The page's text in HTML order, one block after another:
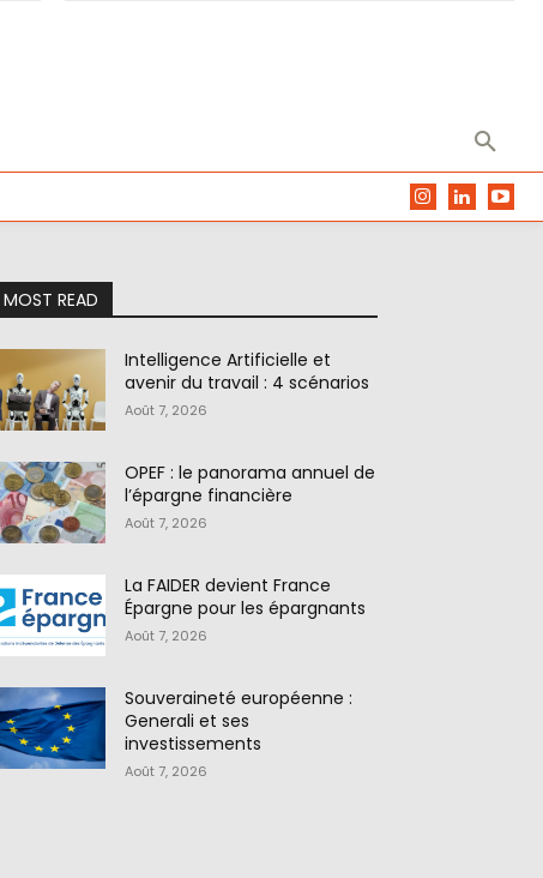
MOST READ
Intelligence Artificielle et
avenir du travail : 4 scénarios
Août 7, 2026
OPEF : le panorama annuel de
l’épargne financière
Août 7, 2026
La FAIDER devient France
Épargne pour les épargnants
Août 7, 2026
Souveraineté européenne :
Generali et ses
investissements
Août 7, 2026